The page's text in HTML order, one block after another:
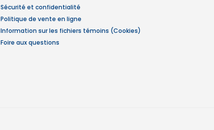
Sécurité et confidentialité
Politique de vente en ligne
Information sur les fichiers témoins (Cookies)
Foire aux questions